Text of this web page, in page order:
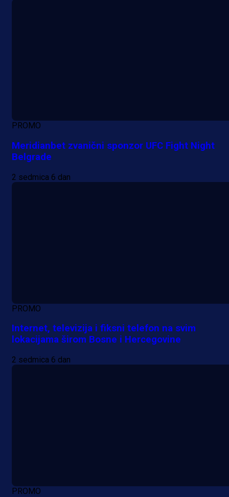
PROMO
Meridianbet zvanični sponzor UFC Fight Night
Belgrade
2 sedmica 6 dan
PROMO
Internet, televizija i fiksni telefon na svim
lokacijama širom Bosne i Hercegovine
2 sedmica 6 dan
PROMO